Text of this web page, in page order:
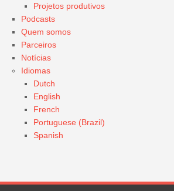
Projetos produtivos
Podcasts
Quem somos
Parceiros
Notícias
Idiomas
Dutch
English
French
Portuguese (Brazil)
Spanish